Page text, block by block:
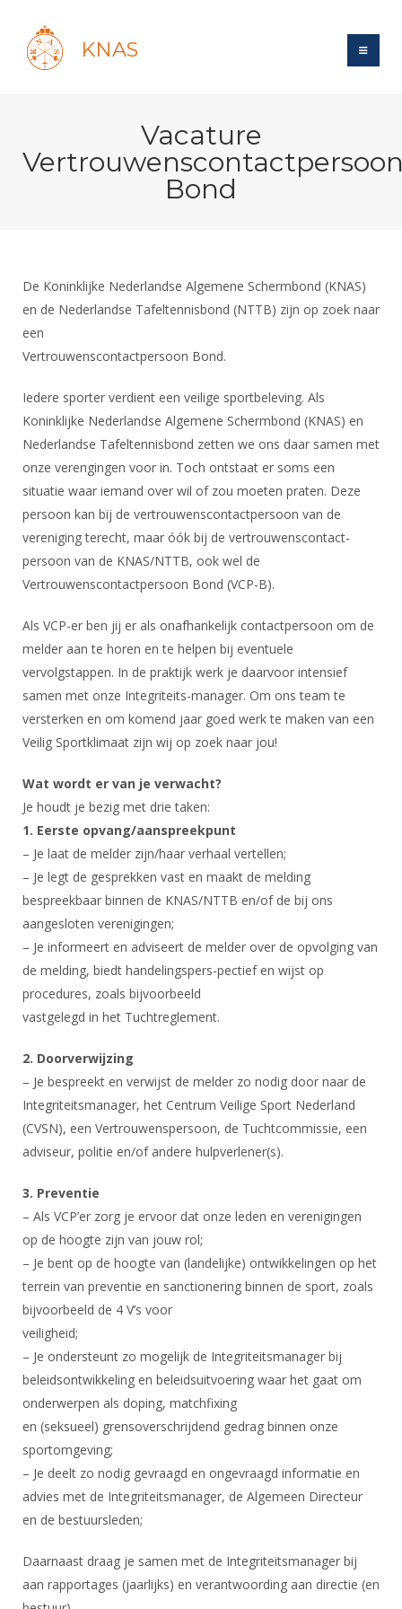
KNAS
Forums
Maandelijks archief
Evenement
Website
Gebruiksvoorwaarden
Handleiding
Bond
Reglementen
Ledencijfers
Sponsors en Partners
Organisatie
Bestuur
Commissies
Ereleden
Leden van Verdiensten
Vacatures
Bondsbureau
Medewerkers
Samenwerking
Alle Verenigingen
Nieuws
Verenigingsondersteuning
Witte Vlekkenplan
Oprichting Vereniging
Overschrijven leden
Schermen
Recreatiesport
Veteranen
Wedstrijdsport
Ranglijsten
Reglementen
Schermpaspoort
Rolstoelschermen
Wedstrijdkalender
KNAS Keurmerk
NK's
JPT
Veteranenwedstrijden
Wedstrijdorganisatie
Nieuws
Aanvragen van scheidsrechters
Scheidsrechterslijst
Import inschrijvingen uit Nahouw
Verwerk wedstrijduitslagen
Promotie en logo
Geschiedenis van het schermen
Nieuws
DBT
FBT
SBT
Atletencommissie
Internationale aanmeldingen
Voor de jeugd
Spreekbeurtpakket
Ouders en vereniging
Jeugdkampen
Brassardsysteem
Voor coaches en leraren
Nieuws
Nationale opleidingen
Internationale opleidingen
Leraar
Voor scheidsrechters
Nieuws
Scheidsrechterslijst
Scheidsrechter Documentatie
Opleidingen
Tuchtzaken
Archief
Infotheek
Bibliotheek
ALV
Nieuws
Zoek Vereniging
NK organiseren
Vacature
Bond
De Koninklijke Nederlandse Algemene Schermbond (KNAS)
en de Nederlandse Tafeltennisbond (NTTB) zijn op zoek naar
een
Vertrouwenscontactpersoon Bond.
Iedere sporter verdient een veilige sportbeleving. Als
Koninklijke Nederlandse Algemene Schermbond (KNAS) en
Nederlandse Tafeltennisbond zetten we ons daar samen met
onze verengingen voor in. Toch ontstaat er soms een
situatie waar iemand over wil of zou moeten praten. Deze
persoon kan bij de vertrouwenscontactpersoon van de
vereniging terecht, maar óók bij de vertrouwenscontact-
persoon van de KNAS/NTTB, ook wel de
Vertrouwenscontactpersoon Bond (VCP-B).
Als VCP-er ben jij er als onafhankelijk contactpersoon om de
melder aan te horen en te helpen bij eventuele
vervolgstappen. In de praktijk werk je daarvoor intensief
samen met onze Integriteits-manager. Om ons team te
versterken en om komend jaar goed werk te maken van een
Veilig Sportklimaat zijn wij op zoek naar jou!
Wat wordt er van je verwacht?
Je houdt je bezig met drie taken:
1. Eerste opvang/aanspreekpunt
– Je laat de melder zijn/haar verhaal vertellen;
– Je legt de gesprekken vast en maakt de melding
bespreekbaar binnen de KNAS/NTTB en/of de bij ons
aangesloten verenigingen;
– Je informeert en adviseert de melder over de opvolging van
de melding, biedt handelingspers-pectief en wijst op
procedures, zoals bijvoorbeeld
vastgelegd in het Tuchtreglement.
2. Doorverwijzing
– Je bespreekt en verwijst de melder zo nodig door naar de
Integriteitsmanager, het Centrum Veilige Sport Nederland
(CVSN), een Vertrouwenspersoon, de Tuchtcommissie, een
adviseur, politie en/of andere hulpverlener(s).
3. Preventie
– Als VCP’er zorg je ervoor dat onze leden en verenigingen
op de hoogte zijn van jouw rol;
– Je bent op de hoogte van (landelijke) ontwikkelingen op het
terrein van preventie en sanctionering binnen de sport, zoals
bijvoorbeeld de 4 V’s voor
veiligheid;
– Je ondersteunt zo mogelijk de Integriteitsmanager bij
beleidsontwikkeling en beleidsuitvoering waar het gaat om
onderwerpen als doping, matchfixing
en (seksueel) grensoverschrijdend gedrag binnen onze
sportomgeving;
– Je deelt zo nodig gevraagd en ongevraagd informatie en
advies met de Integriteitsmanager, de Algemeen Directeur
en de bestuursleden;
Daarnaast draag je samen met de Integriteitsmanager bij
aan rapportages (jaarlijks) en verantwoording aan directie (en